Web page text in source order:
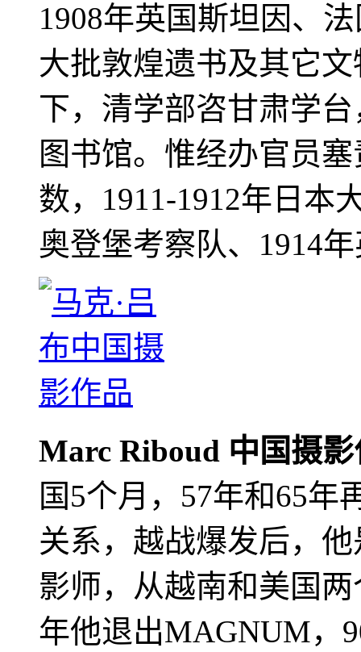
1908年英国斯坦因、
大批敦煌遗书及其它
下，清学部咨甘肃学
图书馆。惟经办官员
数，1911-1912年日本
奥登堡考察队、1914
Marc Riboud 中国摄
国5个月，57年和65年
关系，越战爆发后，
影师，从越南和美国
年他退出MAGNUM，